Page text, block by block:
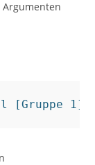
[Gruppe 1]